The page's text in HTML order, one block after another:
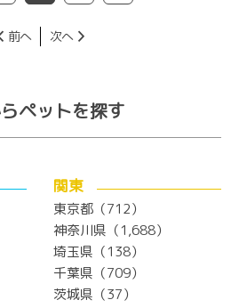
前へ 次へ
ペットを探す
関東
東京都（712）
神奈川県（1,688）
埼玉県（138）
千葉県（709）
茨城県（37）